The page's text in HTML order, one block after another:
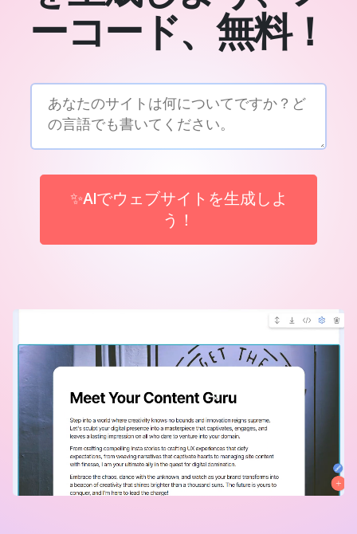
ーコード、無料！
✨AIでウェブサイトを生成しよ
う！